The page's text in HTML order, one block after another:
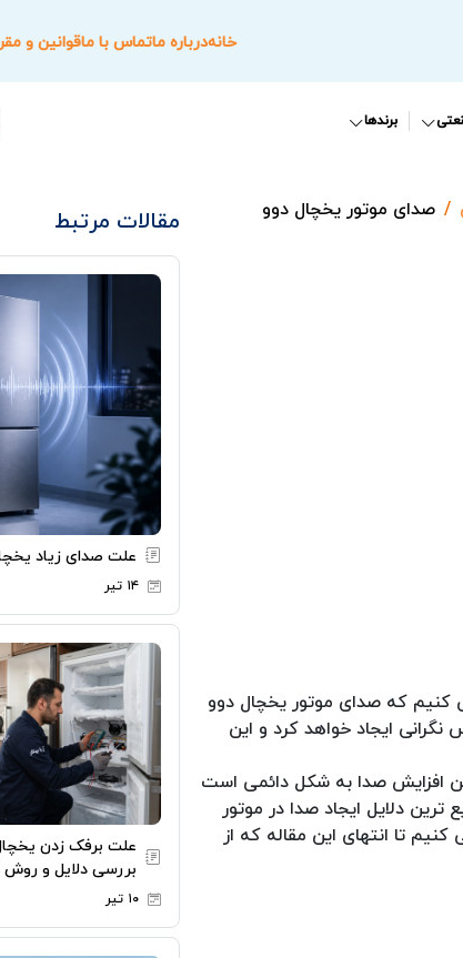
خانهدرباره ماتماس با ماقوانین و
برندها
صدای موتور یخچال دوو
کنیم که صدای موتور یخچال دوو
ایجاد خواهد کرد و این
افزایش صدا به شکل دائمی است
دلایل ایجاد صدا در موتور
تا انتهای این مقاله که از
مقالات مرتبط
علت صدای زیاد
۱۴ تیر
علت برفک زدن
بررسی دلایل و
۱۰ تیر